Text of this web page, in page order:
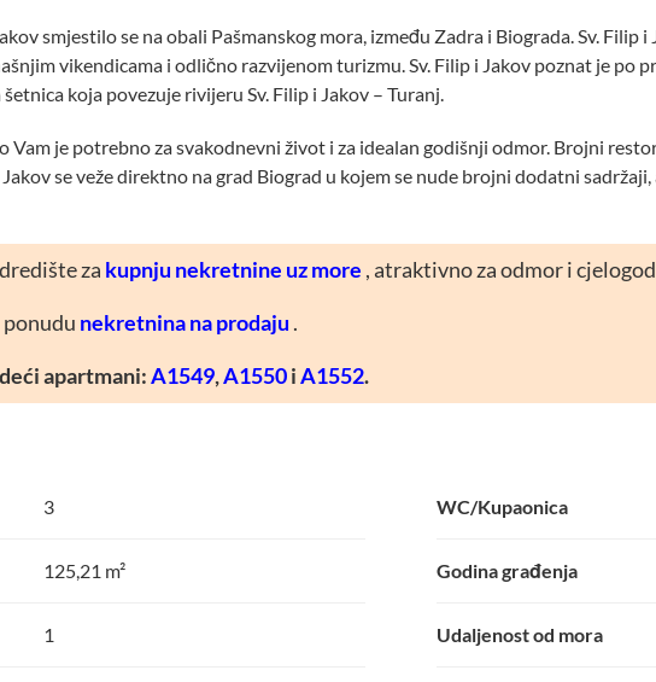
smjestilo se na obali Pašmanskog mora, između Zadra i Biograda. Sv. Filip
vikendicama i odlično razvijenom turizmu. Sv. Filip i Jakov poznat je po
koja povezuje rivijeru Sv. Filip i Jakov – Turanj.
Vam je potrebno za svakodnevni život i za idealan godišnji odmor. Brojni
se veže direktno na grad Biograd u kojem se nude brojni dodatni
za kupnju nekretnine uz more , atraktivno za odmor i
nekretnina na prodaju .
apartmani:A1549,A1550iA1552.
3 WC/Kupaonica
125,21 m² Godina građenja
1 Udaljenost od mora